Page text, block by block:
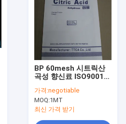
BP 60mesh 시트릭산
곡성 향신료 ISO9001
가격:negotiable
MOQ:1MT
최신 가격 받기